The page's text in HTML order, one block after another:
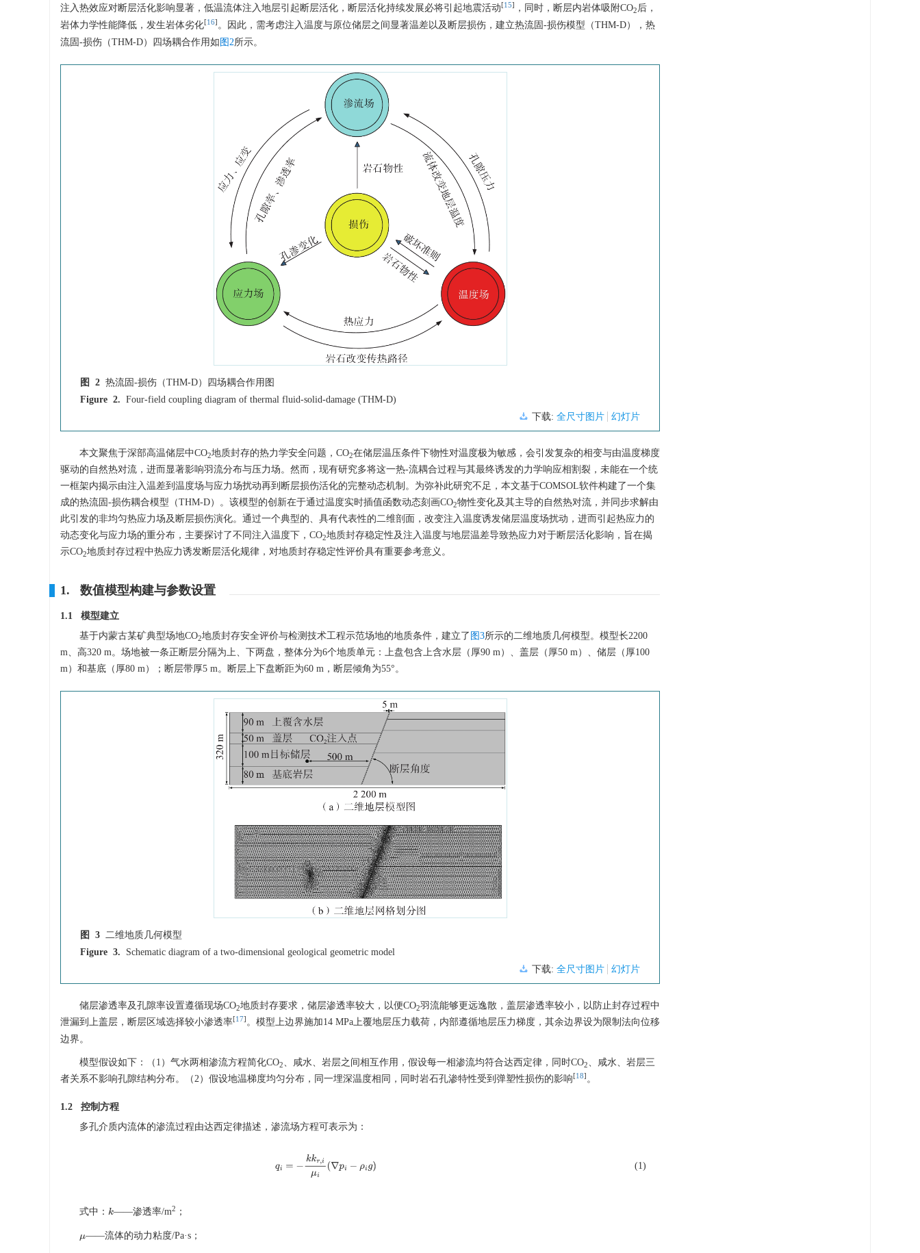
注入热效应对断层活化影响显著，低温流体注入地层引起断层活化，断层活化持续发展必将引起地震活动[15] ，同时，断层内岩体吸附CO2后，
岩体力学性能降低，发生岩体劣化[16] 。因此，需考虑注入温度与原位储层之间显著温差以及断层损伤，建立热流固-损伤模型（THM-D），热
流固-损伤（THM-D）四场耦合作用如 图2所示。
图 2 热流固-损伤（THM-D）四场耦合作用图
Figure 2. Four-field coupling diagram of thermal fluid-solid-damage (THM-D)
下载: 全尺寸图片 幻灯片
本文聚焦于深部高温储层中CO2地质封存的热力学安全问题，CO2在储层温压条件下物性对温度极为敏感，会引发复杂的相变与由温度梯度
驱动的自然热对流，进而显著影响羽流分布与压力场。然而，现有研究多将这一热-流耦合过程与其最终诱发的力学响应相割裂，未能在一个统
一框架内揭示由注入温差到温度场与应力场扰动再到断层损伤活化的完整动态机制。为弥补此研究不足，本文基于COMSOL软件构建了一个集
成的热流固-损伤耦合模型（THM-D）。该模型的创新在于通过温度实时插值函数动态刻画CO2物性变化及其主导的自然热对流，并同步求解由
此引发的非均匀热应力场及断层损伤演化。通过一个典型的、具有代表性的二维剖面，改变注入温度诱发储层温度场扰动，进而引起热应力的
动态变化与应力场的重分布，主要探讨了不同注入温度下，CO2地质封存稳定性及注入温度与地层温差导致热应力对于断层活化影响，旨在揭
示CO2地质封存过程中热应力诱发断层活化规律，对地质封存稳定性评价具有重要参考意义。
1. 数值模型构建与参数设置
1.1 模型建立
基于内蒙古某矿典型场地CO2地质封存安全评价与检测技术工程示范场地的地质条件，建立了 图3所示的二维地质几何模型。模型长2200
m、高320 m。场地被一条正断层分隔为上、下两盘，整体分为6个地质单元：上盘包含上含水层（厚90 m）、盖层（厚50 m）、储层（厚100
m）和基底（厚80 m）；断层带厚5 m。断层上下盘断距为60 m，断层倾角为55°。
图 3 二维地质几何模型
Figure 3.
Schematic diagram of a two-dimensional geological geometric model
下载: 全尺寸图片 幻灯片
储层渗透率及孔隙率设置遵循现场CO2地质封存要求，储层渗透率较大，以便CO2羽流能够更远逸散，盖层渗透率较小，以防止封存过程中
泄漏到上盖层，断层区域选择较小渗透率[17] 。模型上边界施加14 MPa上覆地层压力载荷，内部遵循地层压力梯度，其余边界设为限制法向位移
边界。
模型假设如下：（1）气水两相渗流方程简化CO2、咸水、岩层之间相互作用，假设每一相渗流均符合达西定律，同时CO2、咸水、岩层三
者关系不影响孔隙结构分布。（2）假设地温梯度均匀分布，同一埋深温度相同，同时岩石孔渗特性受到弹塑性损伤的影响[18] 。
1.2 控制方程
多孔介质内流体的渗流过程由达西定律描述，渗流场方程可表示为：
(1)
式中： ——渗透率/m2
；
——流体的动力粘度/Pa·s；